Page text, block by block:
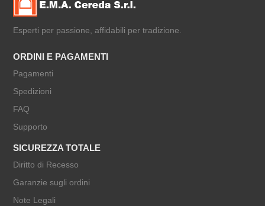
Esperti per passione, affidabili per tradizione.
ORDINI E PAGAMENTI
Pagamenti
Spedizioni
FAQ
Supporto
SICUREZZA TOTALE
Diritto di Recesso
Garanzie sugli ordini
Note Legali